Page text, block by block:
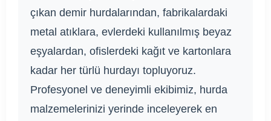
çıkan demir hurdalarından, fabrikalardaki
metal atıklara, evlerdeki kullanılmış beyaz
eşyalardan, ofislerdeki kağıt ve kartonlara
kadar her türlü hurdayı topluyoruz.
Profesyonel ve deneyimli ekibimiz, hurda
malzemelerinizi yerinde inceleyerek en